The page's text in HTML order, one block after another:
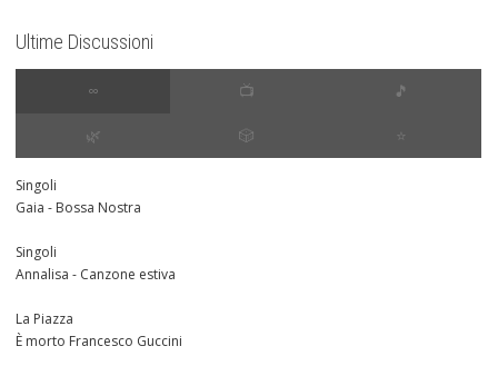
Ultime Discussioni
∞ 📺 🎵
🌿 🎲 ⭐️
Singoli
Gaia - Bossa Nostra
Singoli
Annalisa - Canzone estiva
La Piazza
È morto Francesco Guccini